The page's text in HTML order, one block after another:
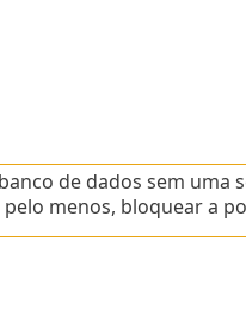
de dados sem uma
menos, bloquear a